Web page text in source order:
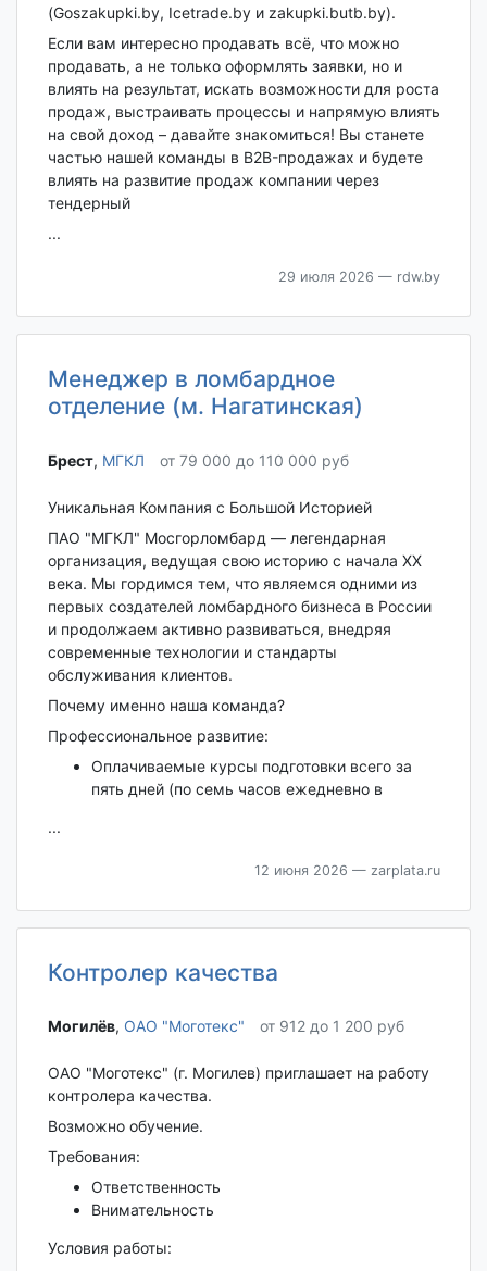
(Goszakupki.by, Icetrade.by и zakupki.butb.by).
Если вам интересно продавать всё, что можно
продавать, а не только оформлять заявки, но и
влиять на результат, искать возможности для роста
продаж, выстраивать процессы и напрямую влиять
на свой доход – давайте знакомиться! Вы станете
частью нашей команды в B2B-продажах и будете
влиять на развитие продаж компании через
тендерный
...
29 июля 2026 — rdw.by
Менеджер в ломбардное
отделение (м. Нагатинская)
Брест‎, МГКЛ от 79 000 до 110 000 руб
Уникальная Компания с Большой Историей
ПАО "МГКЛ" Мосгорломбард — легендарная
организация, ведущая свою историю с начала XX
века. Мы гордимся тем, что являемся одними из
первых создателей ломбардного бизнеса в России
и продолжаем активно развиваться, внедряя
современные технологии и стандарты
обслуживания клиентов.
Почему именно наша команда?
Профессиональное развитие:
Оплачиваемые курсы подготовки всего за
пять дней (по семь часов ежедневно в
...
12 июня 2026 — zarplata.ru
Контролер качества
Могилёв‎, ОАО "Моготекс" от 912 до 1 200 руб
ОАО "Моготекс" (г. Могилев) приглашает на работу
контролера качества.
Возможно обучение.
Требования:
Ответственность
Внимательность
Условия работы: